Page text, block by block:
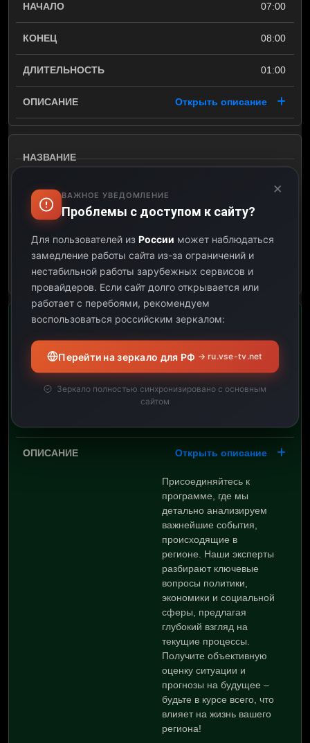
07:00
08:00
01:00
Открыть описание
01:00
Открыть описание
09:00
10:00
Открыть описание
Присоединяйтесь к
программе, где мы
детально анализируем
важнейшие события,
происходящие в
регионе. Наши эксперты
разбирают ключевые
вопросы политики,
экономики и социальной
сферы, предлагая
глубокий взгляд на
текущие процессы.
Получите объективную
оценку ситуации и
прогнозы на будущее –
будьте в курсе всего, что
влияет на жизнь вашего
региона!
×
ВАЖНОЕ УВЕДОМЛЕНИЕ
Проблемы с доступом к сайту?
Для пользователей из России может наблюдаться
замедление работы сайта из-за ограничений и
нестабильной работы зарубежных сервисов и
провайдеров. Если сайт долго открывается или
работает с перебоями, рекомендуем
воспользоваться российским зеркалом:
Перейти на зеркало для РФ → ru.vse-tv.net
Зеркало полностью синхронизировано с основным
сайтом